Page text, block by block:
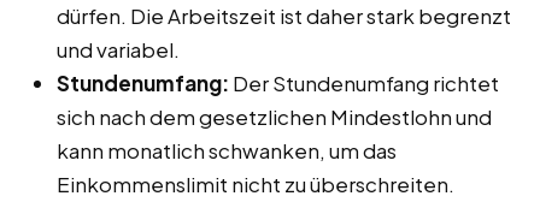
dürfen. Die Arbeitszeit ist daher stark begrenzt
und variabel.
Stundenumfang: Der Stundenumfang richtet
sich nach dem gesetzlichen Mindestlohn und
kann monatlich schwanken, um das
Einkommenslimit nicht zu überschreiten.